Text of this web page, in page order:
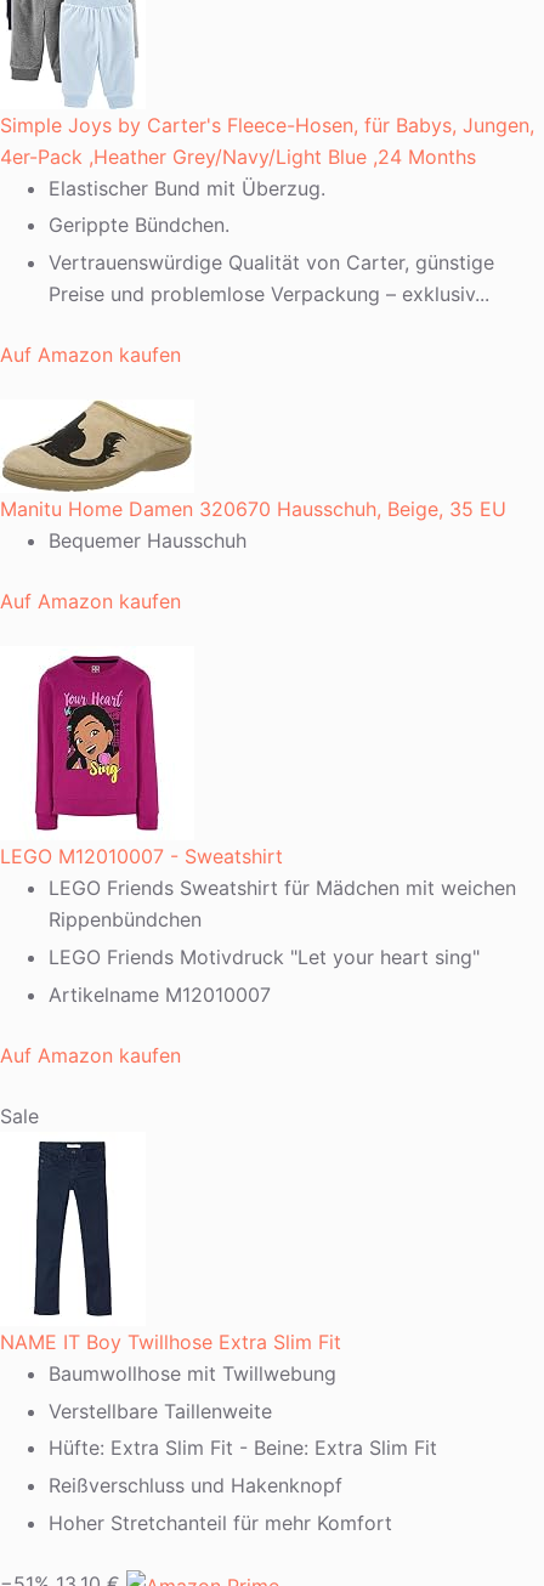
Simple Joys by Carter's Fleece-Hosen, für Babys, Jungen,
4er-Pack ,Heather Grey/Navy/Light Blue ,24 Months
Elastischer Bund mit Überzug.
Gerippte Bündchen.
Vertrauenswürdige Qualität von Carter, günstige
Preise und problemlose Verpackung – exklusiv...
Auf Amazon kaufen
Manitu Home Damen 320670 Hausschuh, Beige, 35 EU
Bequemer Hausschuh
Auf Amazon kaufen
LEGO M12010007 - Sweatshirt
LEGO Friends Sweatshirt für Mädchen mit weichen
Rippenbündchen
LEGO Friends Motivdruck "Let your heart sing"
Artikelname M12010007
Auf Amazon kaufen
Sale
NAME IT Boy Twillhose Extra Slim Fit
Baumwollhose mit Twillwebung
Verstellbare Taillenweite
Hüfte: Extra Slim Fit - Beine: Extra Slim Fit
Reißverschluss und Hakenknopf
Hoher Stretchanteil für mehr Komfort